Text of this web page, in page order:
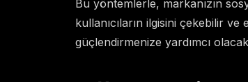
Bu yöntemlerle, markanızın
kullanıcıların ilgisini çekebilir ve
güçlendirmenize yardımcı